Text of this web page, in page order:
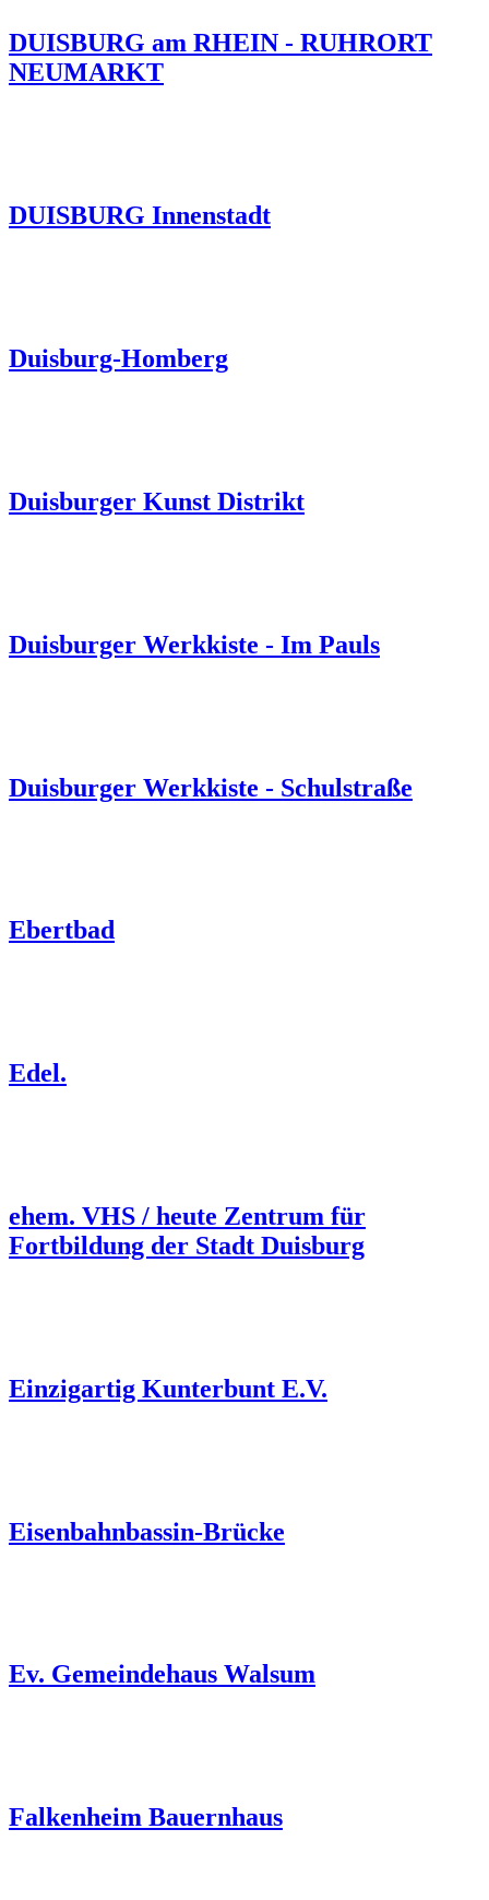
DUISBURG am RHEIN - RUHRORT
NEUMARKT
DUISBURG Innenstadt
Duisburg-Homberg
Duisburger Kunst Distrikt
Duisburger Werkkiste - Im Pauls
Duisburger Werkkiste - Schulstraße
Ebertbad
Edel.
ehem. VHS / heute Zentrum für
Fortbildung der Stadt Duisburg
Einzigartig Kunterbunt E.V.
Eisenbahnbassin-Brücke
Ev. Gemeindehaus Walsum
Falkenheim Bauernhaus